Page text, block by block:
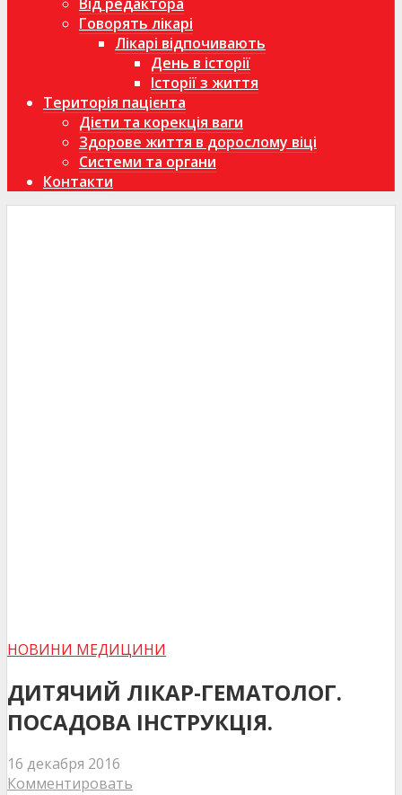
Говорять лікарі
Лікарі відпочивають
День в історії
Історії з життя
Територія пацієнта
Дієти та корекція ваги
Здорове життя в дорослому віці
Системи та органи
Контакти
НОВИНИ МЕДИЦИНИ
ДИТЯЧИЙ ЛІКАР-ГЕМАТОЛОГ.
ПОСАДОВА ІНСТРУКЦІЯ.
16 декабря 2016
Комментировать